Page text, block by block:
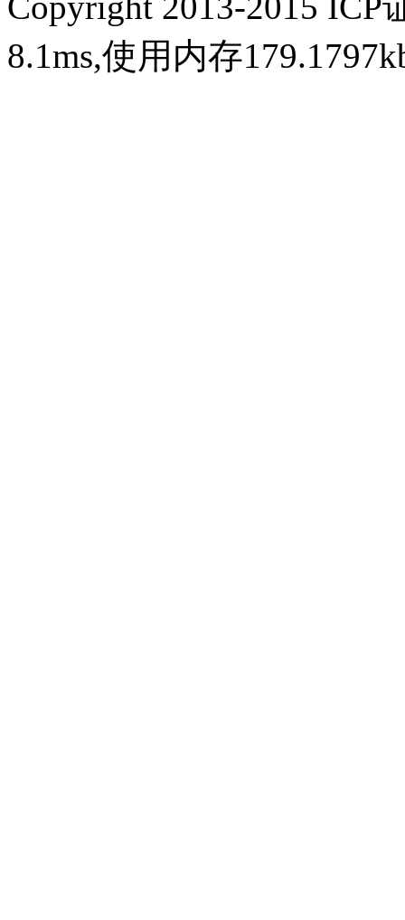
8.1ms,使用内存